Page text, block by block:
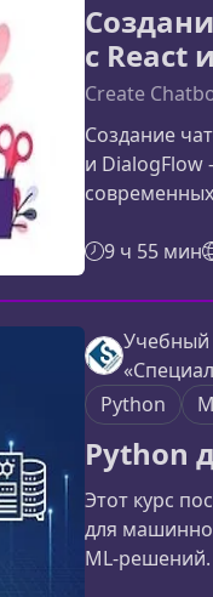
с React
Create
Создание
и DialogFlow
материале
научитесь и
курсаКурс
научитесь
частью на
9 ч 55 мин
Учебный
Python
Python
Этот курс
для
которые